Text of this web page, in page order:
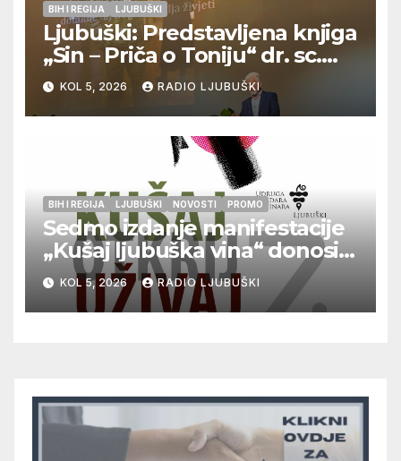
BIH I REGIJA LJUBUŠKI
Ljubuški: Predstavljena knjiga
„Sin – Priča o Toniju“ dr. sc.
Zdenka Hercega
KOL 5, 2026 RADIO LJUBUŠKI
BIH I REGIJA LJUBUŠKI NOVOSTI PROMO
Sedmo izdanje manifestacije
„Kušaj ljubuška vina“ donosi
vrhunska vina, gastronomiju i
glazbu
KOL 5, 2026 RADIO LJUBUŠKI